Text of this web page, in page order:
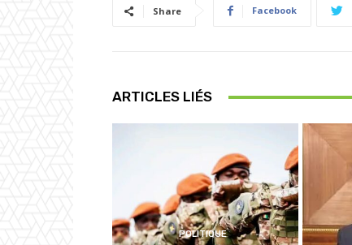
Share Facebook
ARTICLES LIÉS
POLITIQUE